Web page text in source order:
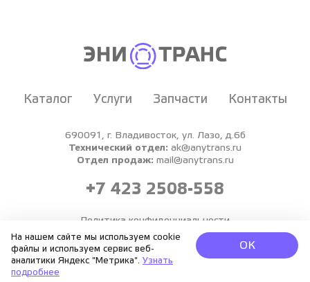
Каталог Услуги Запчасти Контакты
690091, г. Владивосток, ул. Лазо, д.6б
Технический отдел: ak@anytrans.ru
Отдел продаж: mail@anytrans.ru
+7 423 2508-558
ЭНИТРАНС © 2026.
Все права защищены.
Политика конфиденциальности
На нашем сайте мы используем cookie
файлы и используем сервис веб-
аналитики Яндекс "Метрика". Узнать
подробнее
ОК